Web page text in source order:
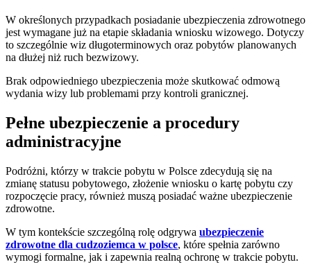
W określonych przypadkach posiadanie ubezpieczenia zdrowotnego
jest wymagane już na etapie składania wniosku wizowego. Dotyczy
to szczególnie wiz długoterminowych oraz pobytów planowanych
na dłużej niż ruch bezwizowy.
Brak odpowiedniego ubezpieczenia może skutkować odmową
wydania wizy lub problemami przy kontroli granicznej.
Pełne ubezpieczenie a procedury
administracyjne
Podróżni, którzy w trakcie pobytu w Polsce zdecydują się na
zmianę statusu pobytowego, złożenie wniosku o kartę pobytu czy
rozpoczęcie pracy, również muszą posiadać ważne ubezpieczenie
zdrowotne.
W tym kontekście szczególną rolę odgrywa ubezpieczenie
zdrowotne dla cudzoziemca w polsce, które spełnia zarówno
wymogi formalne, jak i zapewnia realną ochronę w trakcie pobytu.